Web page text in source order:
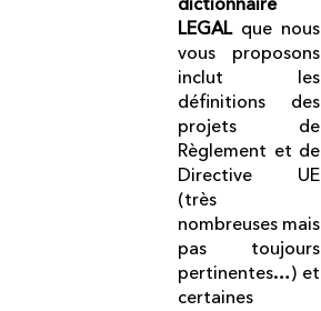
LEGAL que nous
vous proposons
inclut les
définitions des
projets de
Règlement et de
Directive UE
(très
nombreuses mais
pas toujours
pertinentes…) et
certaines